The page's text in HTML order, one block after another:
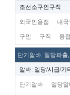
조선소구인구직
외국인용접 내국
구인 구직 용접
단기알바. 일당파출
알바: 일당/시급/기
단기알바 일당